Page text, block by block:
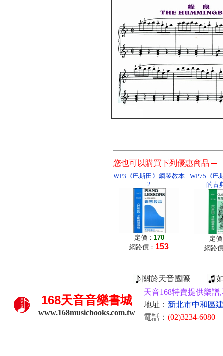
您也可以購買下列優惠商品 ─
WP3《巴斯田》鋼琴教本
2
定價： 170
網路價： 153
WP75《巴
的古
定
網路
關於天音國際
168天音音樂書城
www.168musicbooks.com.tw
天音168特賣提供樂
地址： 新北市中和區
電話： (02)3234-6080